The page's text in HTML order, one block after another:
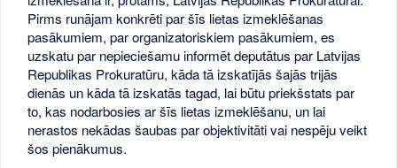
Pirms runājam konkrēti par šīs lietas izmeklēšanas
pasākumiem, par organizatoriskiem pasākumiem, es
uzskatu par nepieciešamu informēt deputātus par Latvijas
Republikas Prokuratūru, kāda tā izskatījās šajās trijās
dienās un kāda tā izskatās tagad, lai būtu priekšstats par
to, kas nodarbosies ar šīs lietas izmeklēšanu, un lai
nerastos nekādas šaubas par objektivitāti vai nespēju veikt
šos pienākumus.